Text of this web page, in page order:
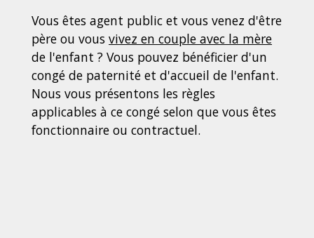
Vous êtes agent public et vous venez d'être
père ou vous vivez en couple avec la mère
de l'enfant ? Vous pouvez bénéficier d'un
congé de paternité et d'accueil de l'enfant.
Nous vous présentons les règles
applicables à ce congé selon que vous êtes
fonctionnaire ou contractuel.